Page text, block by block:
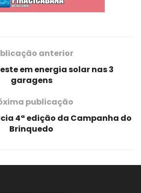
anterior
em energia solar nas 3
garagens
publicação
4ª edição da Campanha do
Brinquedo